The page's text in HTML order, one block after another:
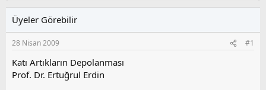
u
y
u
a
ş
l
a
ç
Üyeler Görebilir
28 Nisan 2009 #1
Katı Artıkların Depolanması
Prof. Dr. Ertuğrul Erdin